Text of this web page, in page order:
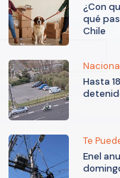
¿Con
qué
Chile
Hasta
Te
Enel